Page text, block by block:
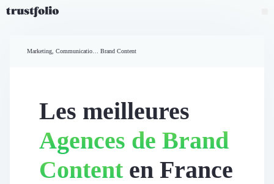
Widgets d'avis
Partage d’avis multicanal
Vidéo de témoignage
Accueil
Marketing, Communication et Ventes Brand Content
Les meilleures
Agences de Brand
Content en France